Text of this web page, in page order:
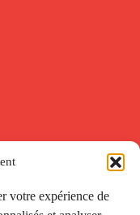
votre expérience de